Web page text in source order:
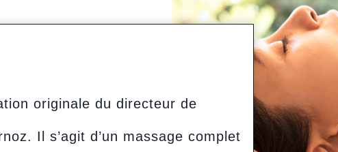
originale du directeur de
Il s’agit d’un massage complet